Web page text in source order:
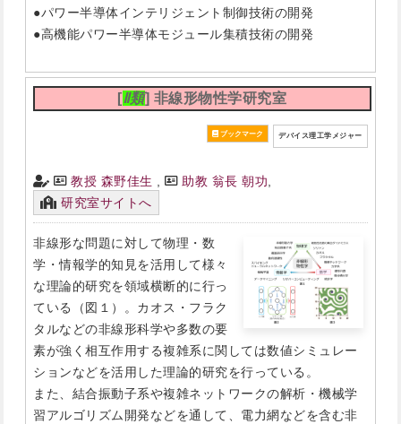
●パワー半導体インテリジェント制御技術の開発
●高機能パワー半導体モジュール集積技術の開発
[Ⅱ類] 非線形物性学研究室
デバイス理工学メジャー
教授 森野佳生 , 助教 翁長 朝功
研究室サイトへ
非線形な問題に対して物理・数
学・情報学的知見を活用して様々
な理論的研究を領域横断的に行っ
ている（図１）。カオス・フラク
タルなどの非線形科学や多数の要
素が強く相互作用する複雑系に関しては数値シミュレー
ションなどを活用した理論的研究を行っている。
また、結合振動子系や複雑ネットワークの解析・機械学
習アルゴリズム開発などを通して、電力網などを含む非